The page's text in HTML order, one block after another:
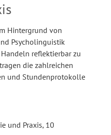
Hintergrund von
Psycholinguistik
reflektierbar zu
die zahlreichen
und Stundenprotokolle
und Praxis, 10